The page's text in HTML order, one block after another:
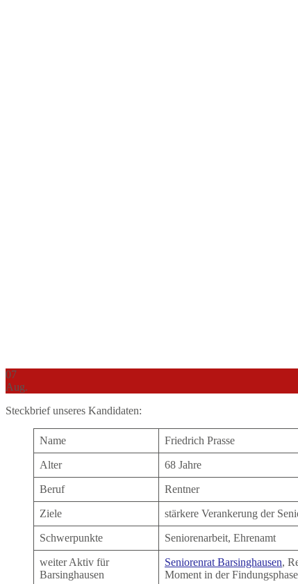
07
Aug.
Steckbrief unseres Kandidaten:
Name Friedrich Prasse
Alter 68 Jahre
Beruf Rentner
Ziele stärkere Verankerung der
Schwerpunkte Seniorenarbeit, Ehrenamt
weiter Aktiv für
Barsinghausen
Seniorenrat Barsinghausen,
Moment in der